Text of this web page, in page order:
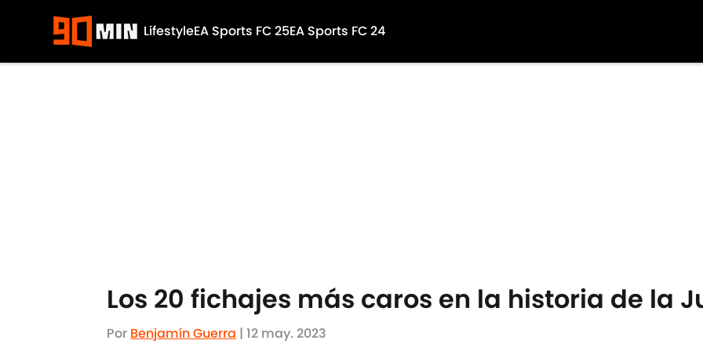
LifestyleEA Sports FC 25EA Sports FC 24
Los 20 fichajes más caros en la historia de la
Por Benjamín Guerra | 12 may. 2023